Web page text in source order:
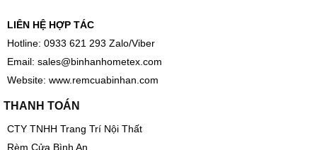
LIÊN HỆ HỢP TÁC
Hotline: 0933 621 293 Zalo/Viber
Email: sales@binhanhometex.com
Website: www.remcuabinhan.com
THANH TOÁN
CTY TNHH Trang Trí Nội Thất
Rèm Cửa Bình An